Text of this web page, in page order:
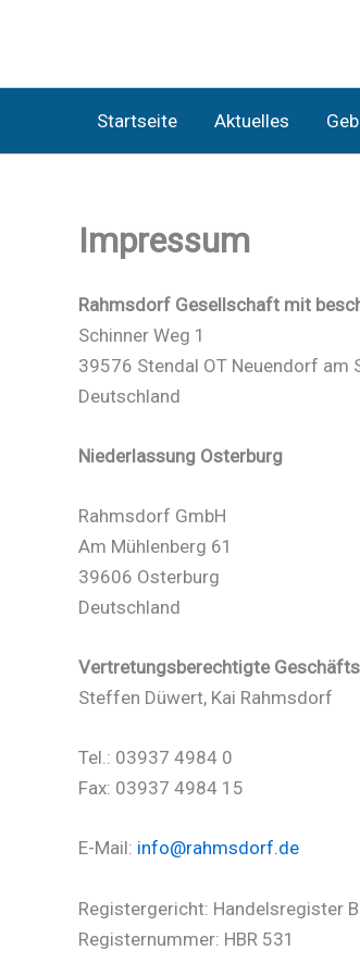
Startseite Aktuelles
Impressum
Rahmsdorf Gesellschaft mit
Schinner Weg 1
39576 Stendal OT Neuendorf am
Deutschland
Niederlassung Osterburg
Rahmsdorf GmbH
Am Mühlenberg 61
39606 Osterburg
Deutschland
Vertretungsberechtigte
Steffen Düwert, Kai Rahmsdorf
Tel.: 03937 4984 0
Fax: 03937 4984 15
E-Mail: info@rahmsdorf.de
Registergericht: Handelsregister
Registernummer: HBR 531